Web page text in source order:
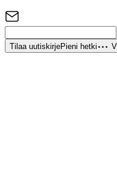
Tilaa uutiskirjePieni hetki